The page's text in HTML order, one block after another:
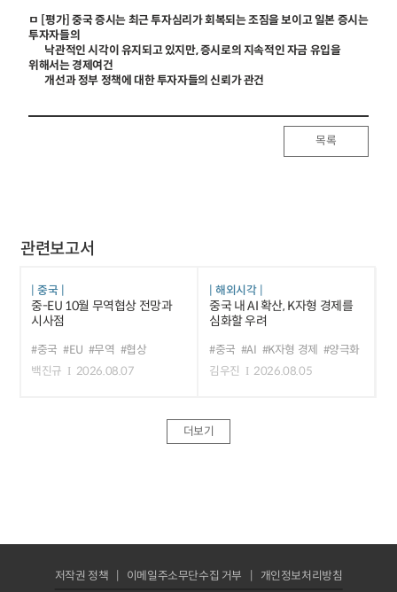
ㅁ [평가] 중국 증시는 최근 투자심리가 회복되는 조짐을 보이고 일본 증시는
투자자들의
낙관적인 시각이 유지되고 있지만, 증시로의 지속적인 자금 유입을
위해서는 경제여건
개선과 정부 정책에 대한 투자자들의 신뢰가 관건
목록
관련보고서
중국
중-EU 10월 무역협상 전망과
시사점
#중국 #EU #무역 #협상
백진규
2026.08.07
해외시각
중국 내 AI 확산, K자형 경제를
심화할 우려
#중국 #AI #K자형 경제
#양극화
김우진
2026.08.05
더보기
저작권 정책 이메일주소무단수집 거부 개인정보처리방침